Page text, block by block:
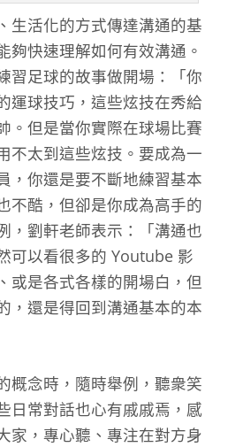
生活化的方式傳達溝通的基
夠快速理解如何有效溝通。
習足球的故事做開場：「你
運球技巧，這些炫技在秀給
。但是當你實際在球場比賽
不太到這些炫技。要成為一
，你還是要不斷地練習基本
不酷，但卻是你成為高手的
，劉軒老師表示：「溝通也
可以看很多的 Youtube 影
或是各式各樣的開場白，但
，還是得回到溝通基本的本
概念時，隨時舉例，聽衆笑
日常對話也心有戚戚焉，感
家，專心聽、專注在對方身